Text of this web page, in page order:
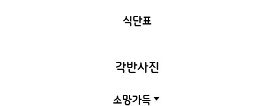
식단표
각반사진
소망가득C